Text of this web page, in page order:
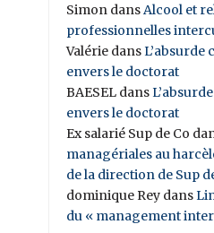
Simon dans Alcool et
professionnelles
Valérie dansL’absurde
envers le doctorat
BAESEL dans
envers le doctorat
Ex salarié Sup de Co
managériales au
de la direction de Sup
dominique Rey dans
du « management